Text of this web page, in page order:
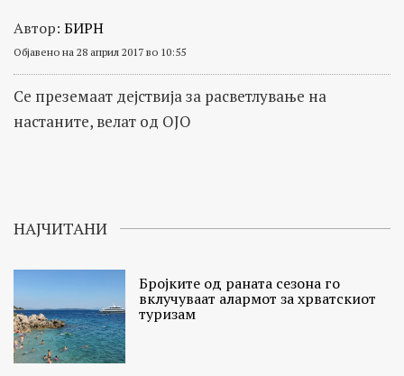
Автор: БИРН
Објавено на 28 април 2017 во 10:55
Се преземаат дејствија за расветлување на
настаните, велат од ОЈО
НАЈЧИТАНИ
Бројките од раната сезона го
вклучуваат алармот за хрватскиот
туризам